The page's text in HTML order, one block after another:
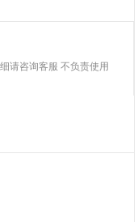
请咨询客服 不负责使用